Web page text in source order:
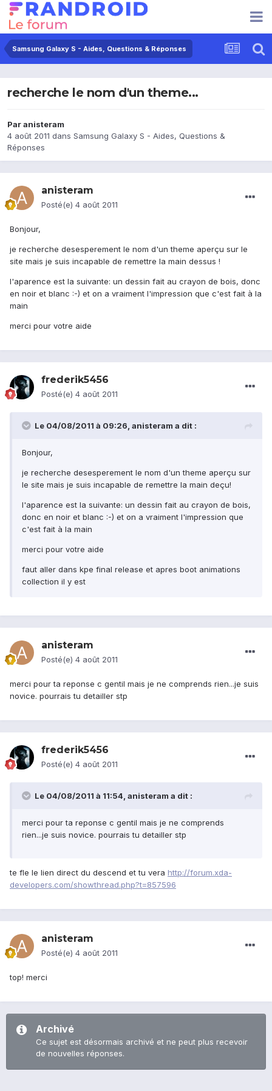
Samsung Galaxy S - Aides, Questions & Réponses
recherche le nom d'un theme...
Paranisteram
4 août 2011 dans Samsung Galaxy S - Aides, Questions &
Réponses
anisteram
Posté(e) 4 août 2011
Bonjour,
je recherche desesperement le nom d'un theme aperçu sur le
site mais je suis incapable de remettre la main dessus !
l'aparence est la suivante: un dessin fait au crayon de bois, donc
en noir et blanc :-) et on a vraiment l'impression que c'est fait à la
main
merci pour votre aide
frederik5456
Posté(e) 4 août 2011
Le 04/08/2011 à 09:26, anisteram a dit :
Bonjour,
je recherche desesperement le nom d'un theme aperçu sur
le site mais je suis incapable de remettre la main deçu!
l'aparence est la suivante: un dessin fait au crayon de bois,
donc en noir et blanc :-) et on a vraiment l'impression que
c'est fait à la main
merci pour votre aide
faut aller dans kpe final release et apres boot animations
collection il y est
anisteram
Posté(e) 4 août 2011
merci pour ta reponse c gentil mais je ne comprends rien...je suis
novice. pourrais tu detailler stp
frederik5456
Posté(e) 4 août 2011
Le 04/08/2011 à 11:54, anisteram a dit :
merci pour ta reponse c gentil mais je ne comprends
rien...je suis novice. pourrais tu detailler stp
te fle le lien direct du descend et tu vera http://forum.xda-
developers.com/showthread.php?t=857596
anisteram
Posté(e) 4 août 2011
top! merci
Archivé
Ce sujet est désormais archivé et ne peut plus recevoir
de nouvelles réponses.